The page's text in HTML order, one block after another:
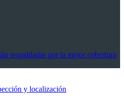
respaldadas por la mejor cobertura
y localización